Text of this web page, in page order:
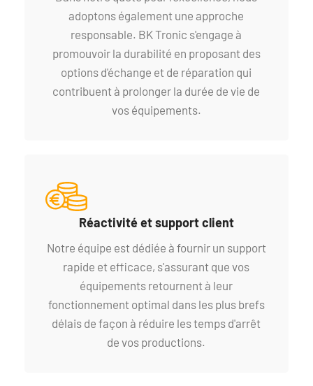
adoptons également une approche
responsable. BK Tronic s'engage à
promouvoir la durabilité en proposant des
options d'échange et de réparation qui
contribuent à prolonger la durée de vie de
vos équipements.
Réactivité et support client
Notre équipe est dédiée à fournir un support
rapide et efficace, s'assurant que vos
équipements retournent à leur
fonctionnement optimal dans les plus brefs
délais de façon à réduire les temps d'arrêt
de vos productions.